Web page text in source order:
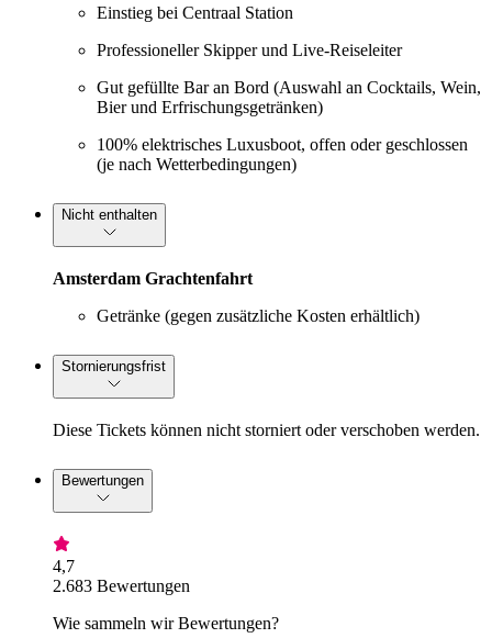
Einstieg bei Centraal Station
Professioneller Skipper und Live-Reiseleiter
Gut gefüllte Bar an Bord (Auswahl an Cocktails, Wein,
Bier und Erfrischungsgetränken)
100% elektrisches Luxusboot, offen oder geschlossen
(je nach Wetterbedingungen)
Nicht enthalten
Amsterdam Grachtenfahrt
Getränke (gegen zusätzliche Kosten erhältlich)
Stornierungsfrist
Diese Tickets können nicht storniert oder verschoben werden.
Bewertungen
4,7
2.683 Bewertungen
Wie sammeln wir Bewertungen?